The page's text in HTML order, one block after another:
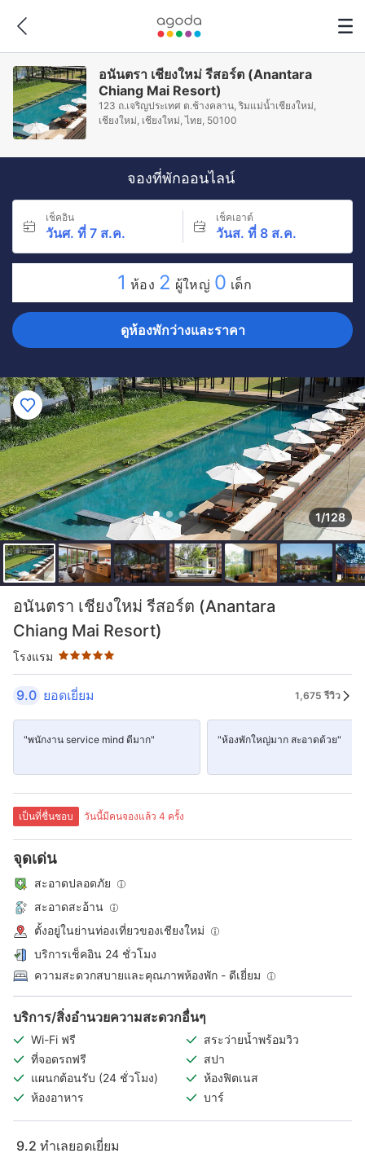
อนันตรา เชียงใหม่ รีสอร์ต (Anantara
Chiang Mai Resort)
123 ถ.เจริญประเทศ ต.ช้างคลาน, ริมแม่น้ำเชียงใหม่,
เชียงใหม่, เชียงใหม่, ไทย, 50100
จองที่พักออนไลน์
เช็คอิน
วันศ. ที่ 7 ส.ค.
เช็คเอาต์
วันส. ที่ 8 ส.ค.
1 ห้อง 2 ผู้ใหญ่ 0 เด็ก
ดูห้องพักว่างและราคา
1/128
อนันตรา เชียงใหม่ รีสอร์ต (Anantara
Chiang Mai Resort)
โรงแรม
ระดับดาว: 5 ดาว
9.0 ยอดเยี่ยม 1,675 รีวิว
"พนักงาน service mind ดีมาก" "ห้องพักใหญ่มาก สะอาดด้วย"
เป็นที่ชื่นชอบ วันนี้มีคนจองแล้ว 4 ครั้ง
จุดเด่น
สะอาดปลอดภัย
สะอาดสะอ้าน
ตั้งอยู่ในย่านท่องเที่ยวของเชียงใหม่
บริการเช็คอิน 24 ชั่วโมง
ความสะดวกสบายและคุณภาพห้องพัก - ดีเยี่ยม
บริการ/สิ่งอำนวยความสะดวกอื่นๆ
Wi-Fi ฟรี
สระว่ายน้ำพร้อมวิว
ที่จอดรถฟรี
สปา
แผนกต้อนรับ (24 ชั่วโมง)
ห้องฟิตเนส
ห้องอาหาร
บาร์
9.2 ทำเลยอดเยี่ยม